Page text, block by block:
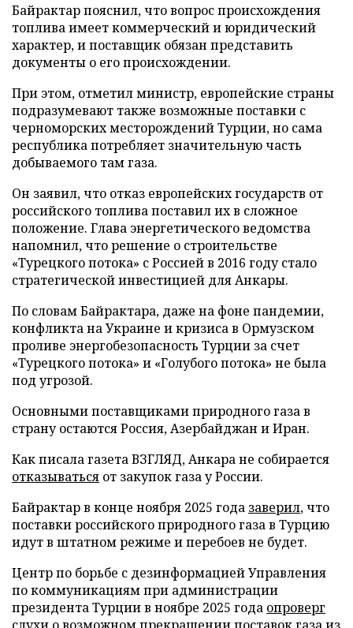
Байрактар пояснил, что вопрос происхождения
топлива имеет коммерческий и юридический
характер, и поставщик обязан представить
документы о его происхождении.
При этом, отметил министр, европейские страны
подразумевают также возможные поставки с
черноморских месторождений Турции, но сама
республика потребляет значительную часть
добываемого там газа.
Он заявил, что отказ европейских государств от
российского топлива поставил их в сложное
положение. Глава энергетического ведомства
напомнил, что решение о строительстве
«Турецкого потока» с Россией в 2016 году стало
стратегической инвестицией для Анкары.
По словам Байрактара, даже на фоне пандемии,
конфликта на Украине и кризиса в Ормузском
проливе энергобезопасность Турции за счет
«Турецкого потока» и «Голубого потока» не была
под угрозой.
Основными поставщиками природного газа в
страну остаются Россия, Азербайджан и Иран.
Как писала газета ВЗГЛЯД, Анкара не собирается
отказываться от закупок газа у России.
Байрактар в конце ноября 2025 года заверил, что
поставки российского природного газа в Турцию
идут в штатном режиме и перебоев не будет.
Центр по борьбе с дезинформацией Управления
по коммуникациям при администрации
президента Турции в ноябре 2025 года опроверг